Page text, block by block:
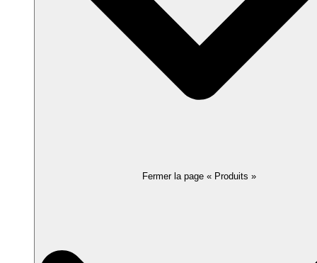
Fermer la page « Produits »